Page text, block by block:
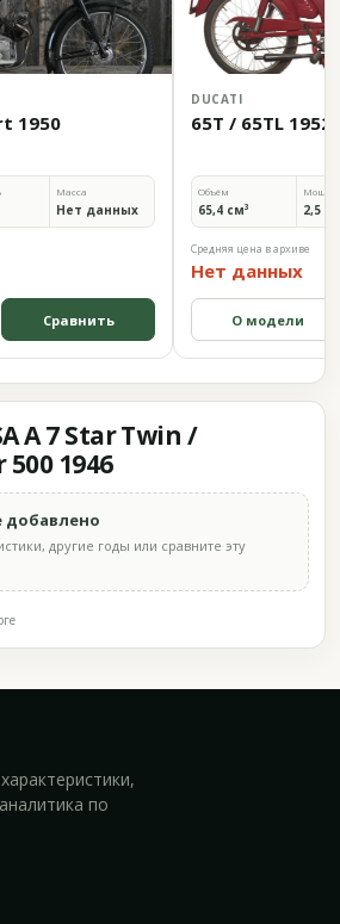
1950
Масса
Нет данных
Сравнить
DUCATI
65T / 65TL 1952
Объём
65,4 см³ 2,5
Средняя цена в архиве
Нет данных
О модели
A 7 Star Twin /
1946
добавлено
другие годы или сравните эту
по